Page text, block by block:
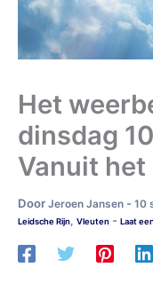
Het
dinsdag
Vanuit
Door Jeroen Jansen - 10
Leidsche Rijn, Vleuten - Laat